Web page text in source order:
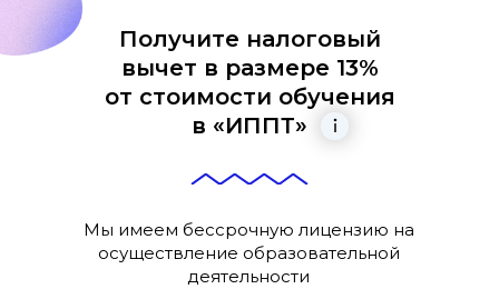
Получите налоговый
вычет в размере 13%
от стоимости обучения
в «ИППТ»
Мы имеем бессрочную лицензию на
осуществление образовательной
деятельности